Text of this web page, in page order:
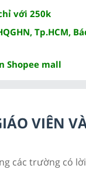
với 250k
Tp.HCM,
Shopee mall
VIÊN
các trường có